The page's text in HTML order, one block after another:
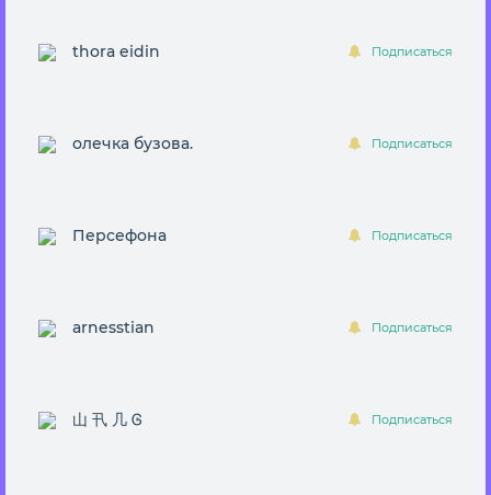
thora eidin Подписаться
олечка бузова. Подписаться
Персефона Подписаться
arnesstian Подписаться
山 卂 几 Ꮆ Подписаться